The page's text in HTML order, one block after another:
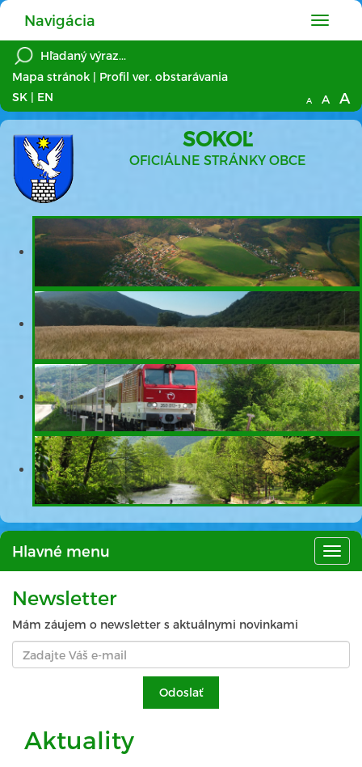
Hlavné
menu
Navigácia
Mapa stránok | Profil ver. obstarávania
SK | EN A A A
SOKOĽ
OFICIÁLNE STRÁNKY OBCE
Hlavné menu
Newsletter
Mám záujem o newsletter s aktuálnymi novinkami
Aktuality